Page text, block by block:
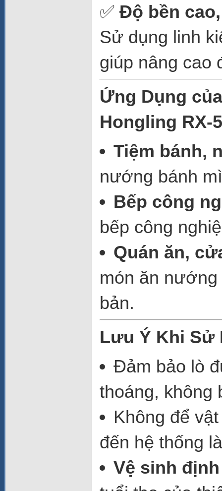
✅ Độ bền
Sử dụng linh
giúp nâng cao
Ứng Dụng
Hongling RX-
Tiệm bánh,
nướng bánh
Bếp công
bếp công
Quán ăn,
món ăn
bản.
Lưu Ý Khi Sử
Đảm bảo lò
thoáng, không
Không để
đến hệ thống
Vệ sinh